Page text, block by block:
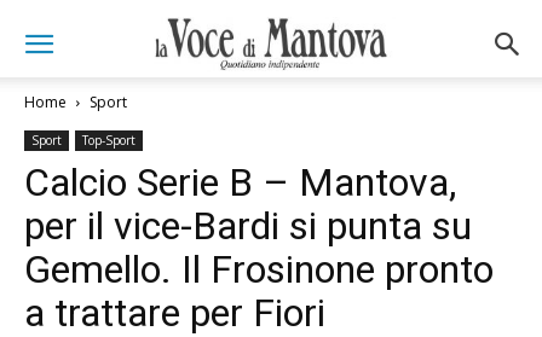
Home Sport
Sport Top-Sport
Calcio Serie B – Mantova,
per il vice-Bardi si punta su
Gemello. Il Frosinone pronto
a trattare per Fiori